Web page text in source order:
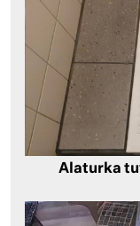
Alaturka